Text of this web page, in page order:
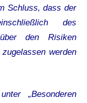
Schluss, dass der
des
den Risiken
werden
„Besonderen